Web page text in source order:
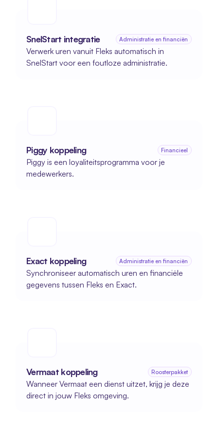
SnelStart integratie Administratie en financiën
Verwerk uren vanuit Fleks automatisch in
SnelStart voor een foutloze administratie.
Piggy koppeling Financieel
Piggy is een loyaliteitsprogramma voor je
medewerkers.
Exact koppeling Administratie en financiën
Synchroniseer automatisch uren en financiële
gegevens tussen Fleks en Exact.
Vermaat koppeling Roosterpakket
Wanneer Vermaat een dienst uitzet, krijg je deze
direct in jouw Fleks omgeving.